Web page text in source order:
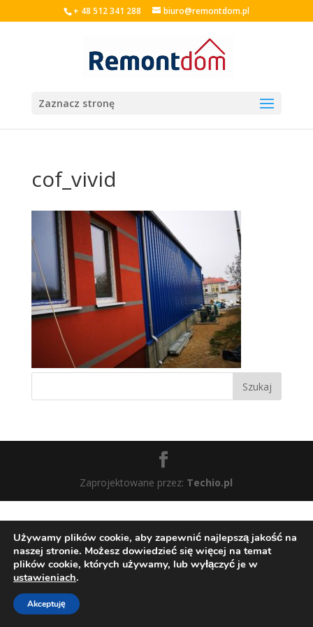
+ 48 512 341 288 biuro@remontdom.pl
Zaznacz stronę
cof_vivid
Zaprojektowane przez: Techio.pl
Używamy plików cookie, aby zapewnić najlepszą jakość na
naszej stronie. Możesz dowiedzieć się więcej na temat
plików cookie, których używamy, lub wyłączyć je w
ustawieniach.
Akceptuję